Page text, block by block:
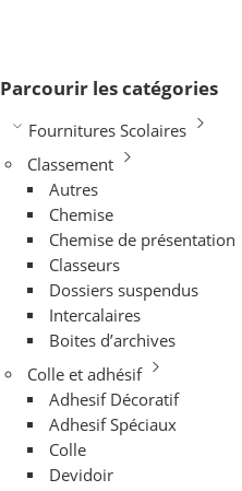
Parcourir les catégories
Fournitures Scolaires
Classement
Autres
Chemise
Chemise de présentation
Classeurs
Dossiers suspendus
Intercalaires
Boites d’archives
Colle et adhésif
Adhesif Décoratif
Adhesif Spéciaux
Colle
Devidoir